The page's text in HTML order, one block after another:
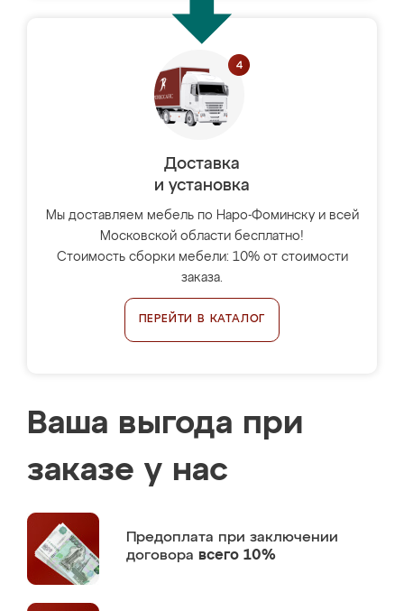
Доставка
и установка
Мы доставляем мебель по Наро-Фоминску и всей
Московской области бесплатно!
Стоимость сборки мебели: 10% от стоимости
заказа.
ПЕРЕЙТИ В КАТАЛОГ
Ваша выгода при
заказе у нас
Предоплата при заключении
договора всего 10%